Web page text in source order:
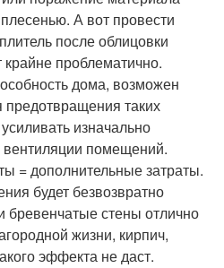
А вот провести
после облицовки
проблематично.
дома, возможен
таких
изначально
вентиляции помещений.
= дополнительные затраты.
будет безвозвратно
бревенчатые стены отлично
жизни, кирпич,
эффекта не даст.